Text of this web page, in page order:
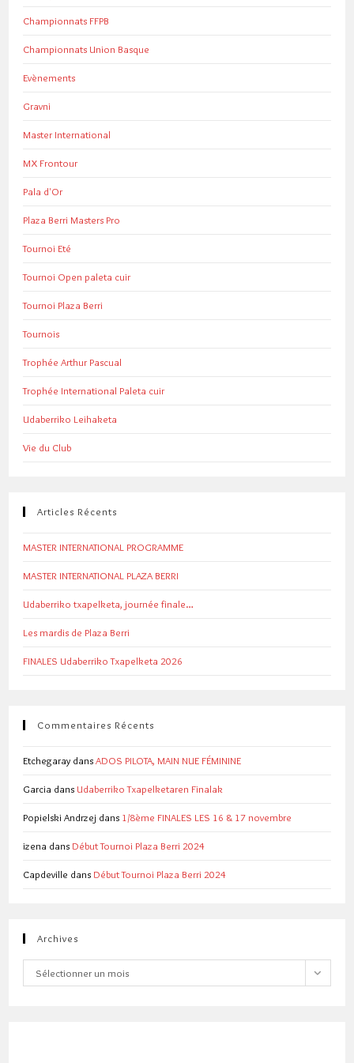
Championnats FFPB
Championnats Union Basque
Evènements
Gravni
Master International
MX Frontour
Pala d'Or
Plaza Berri Masters Pro
Tournoi Eté
Tournoi Open paleta cuir
Tournoi Plaza Berri
Tournois
Trophée Arthur Pascual
Trophée International Paleta cuir
Udaberriko Leihaketa
Vie du Club
Articles Récents
MASTER INTERNATIONAL PROGRAMME
MASTER INTERNATIONAL PLAZA BERRI
Udaberriko txapelketa, journée finale…
Les mardis de Plaza Berri
FINALES Udaberriko Txapelketa 2026
Commentaires Récents
Etchegaray dansADOS PILOTA, MAIN NUE FÉMININE
Garcia dans Udaberriko Txapelketaren Finalak
Popielski Andrzej dans 1/8ème FINALES LES 16 & 17 novembre
izena dans Début Tournoi Plaza Berri 2024
Capdeville dans Début Tournoi Plaza Berri 2024
Archives
Archives
Sélectionner un mois